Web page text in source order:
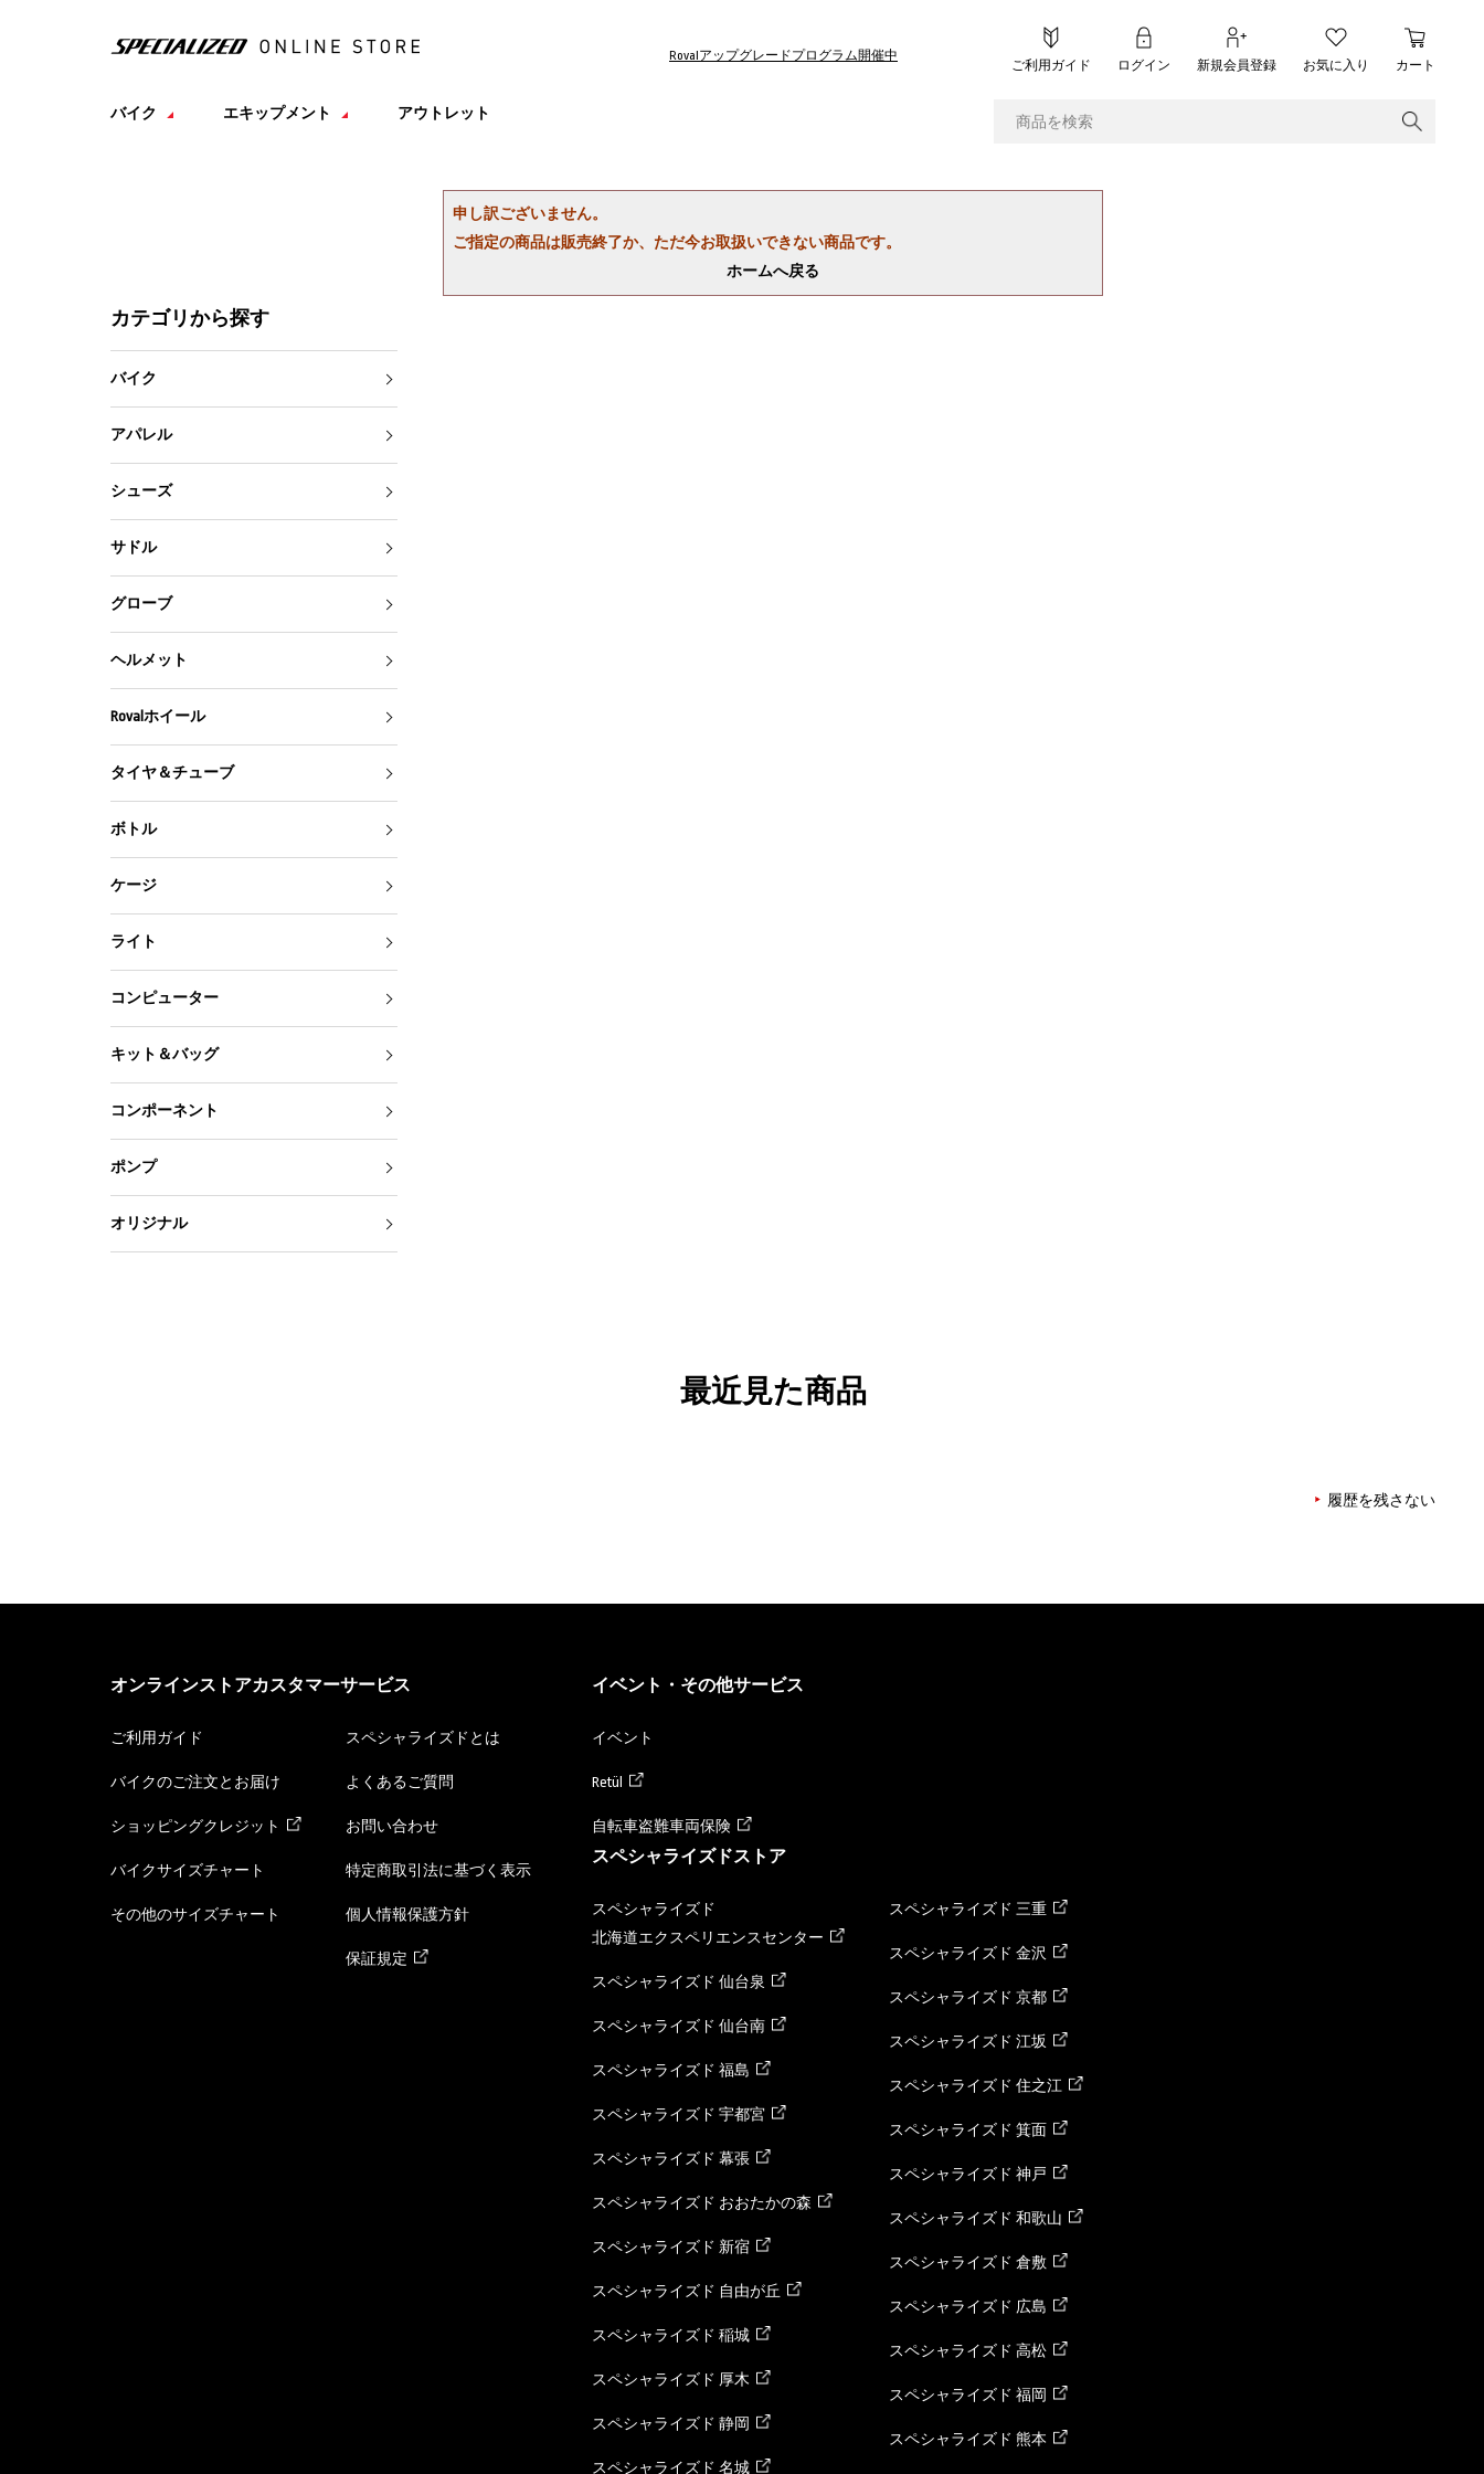
Rovalアップグレードプログラム開催中
ご利用ガイド ログイン 新規会員登録 お気に入り カート
バイク エキップメント アウトレット
申し訳ございません。
ご指定の商品は販売終了か、ただ今お取扱いできない商品です。
ホームへ戻る
カテゴリから探す
バイク
アパレル
シューズ
サドル
グローブ
ヘルメット
Rovalホイール
タイヤ＆チューブ
ボトル
ケージ
ライト
コンピューター
キット＆バッグ
コンポーネント
ポンプ
オリジナル
最近見た商品
履歴を残さない
オンラインストアカスタマーサービス
ご利用ガイド
バイクのご注文とお届け
ショッピングクレジット
バイクサイズチャート
その他のサイズチャート
スペシャライズドとは
よくあるご質問
お問い合わせ
特定商取引法に基づく表示
個人情報保護方針
保証規定
イベント・その他サービス
イベント
Retül
自転車盗難車両保険
スペシャライズドストア
スペシャライズド
北海道エクスペリエンスセンター
スペシャライズド 仙台泉
スペシャライズド 仙台南
スペシャライズド 福島
スペシャライズド 宇都宮
スペシャライズド 幕張
スペシャライズド おおたかの森
スペシャライズド 新宿
スペシャライズド 自由が丘
スペシャライズド 稲城
スペシャライズド 厚木
スペシャライズド 静岡
スペシャライズド 名城
スペシャライズド 三重
スペシャライズド 金沢
スペシャライズド 京都
スペシャライズド 江坂
スペシャライズド 住之江
スペシャライズド 箕面
スペシャライズド 神戸
スペシャライズド 和歌山
スペシャライズド 倉敷
スペシャライズド 広島
スペシャライズド 高松
スペシャライズド 福岡
スペシャライズド 熊本